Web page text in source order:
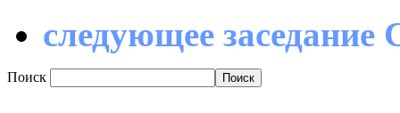
следующее заседание
Поиск